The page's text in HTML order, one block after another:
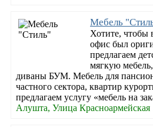
Мебель
Хотите, чтобы
офис был
предлагаем
мягкую
диваны БУМ. Мебель для
частного сектора, квартир
предлагаем услугу «мебель на
Алушта, Улица Красноармейская